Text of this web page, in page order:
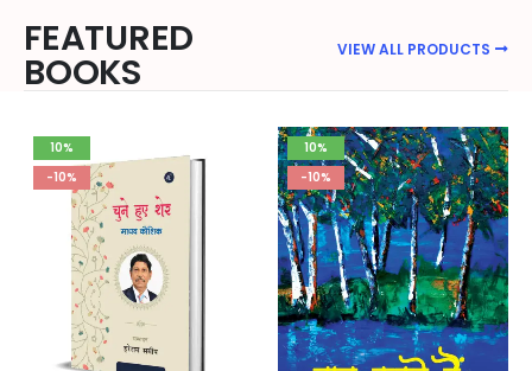
FEATURED
BOOKS VIEW ALL PRODUCTS
10%
-10%
10%
-10%